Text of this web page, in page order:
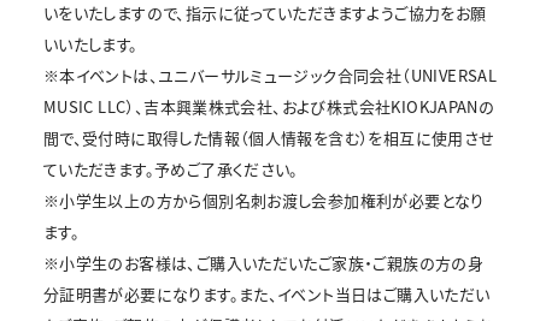
いをいたしますので、指示に従っていただきますようご協力をお願
いいたします。
※本イベントは、ユニバーサルミュージック合同会社（UNIVERSAL
MUSIC LLC）、吉本興業株式会社、および株式会社KIOKJAPANの
間で、受付時に取得した情報（個人情報を含む）を相互に使用させ
ていただきます。予めご了承ください。
※小学生以上の方から個別名刺お渡し会参加権利が必要となり
ます。
※小学生のお客様は、ご購入いただいたご家族・ご親族の方の身
分証明書が必要になります。また、イベント当日はご購入いただい